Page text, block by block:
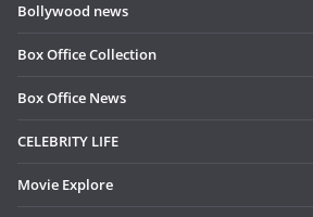
Bollywood news
Box Office Collection
Box Office News
CELEBRITY LIFE
Movie Explore